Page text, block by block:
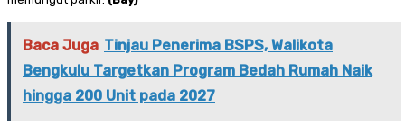
Baca Juga Tinjau Penerima BSPS, Walikota
Bengkulu Targetkan Program Bedah Rumah Naik
hingga 200 Unit pada 2027